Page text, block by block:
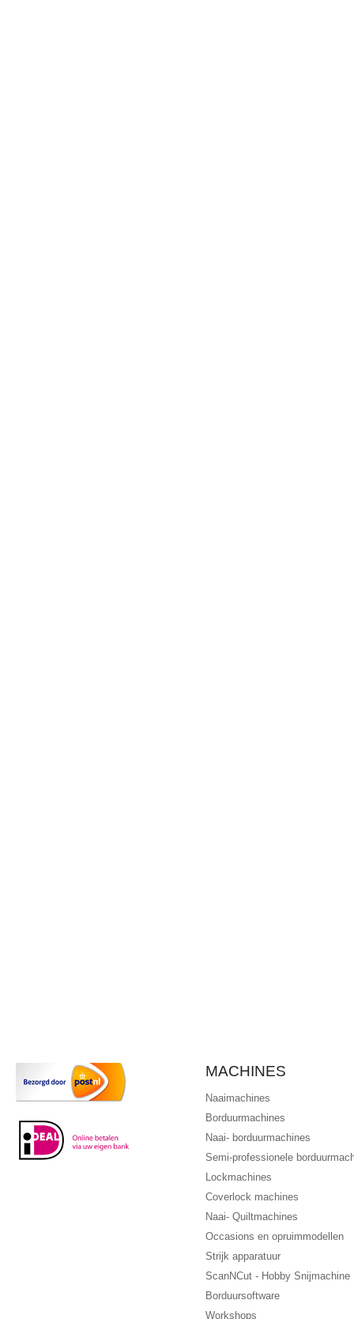
MACHINES
Naaimachines
Borduurmachines
Naai- borduurmachines
Semi-professionele
Lockmachines
Coverlock machines
Naai- Quiltmachines
Occasions en opruimmodellen
Strijk apparatuur
ScanNCut - Hobby Snijmachine
Borduursoftware
Workshops